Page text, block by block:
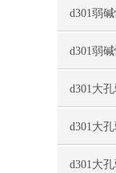
理与清
d301弱
容与技术
d301弱
与油污
d301大
础介绍
d301大
处理注
d301大